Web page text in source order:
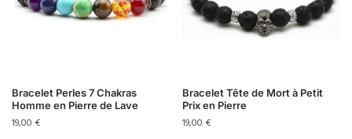
Bracelet Perles 7 Chakras
Homme en Pierre de Lave
19,00 €
Bracelet Tête de Mort à Petit
Prix en Pierre
19,00 €